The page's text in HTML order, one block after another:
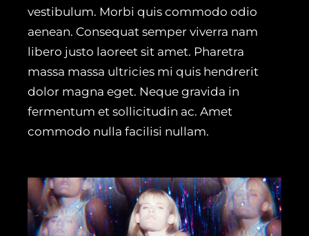
vestibulum. Morbi quis commodo odio
aenean. Consequat semper viverra nam
libero justo laoreet sit amet. Pharetra
massa massa ultricies mi quis hendrerit
dolor magna eget. Neque gravida in
fermentum et sollicitudin ac. Amet
commodo nulla facilisi nullam.